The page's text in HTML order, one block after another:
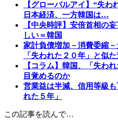
【グローバルアイ】“失わ
日本経済、一方韓国は…
【中央時評】安倍首相の
しい＝韓国
家計負債増加－消費委縮
「失われた２０年」と似
【コラム】韓国、「失わ
目覚めるのか
営業益は半減、信用等級
れた５年」
この記事を読んで…